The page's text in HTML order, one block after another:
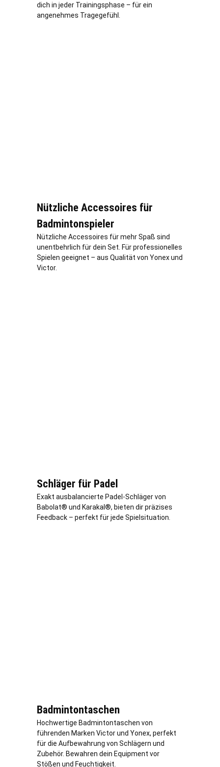
dich in jeder Trainingsphase – für ein
angenehmes Tragegefühl.
Nützliche Accessoires für
Badmintonspieler
Nützliche Accessoires für mehr Spaß sind
unentbehrlich für dein Set. Für professionelles
Spielen geeignet – aus Qualität von Yonex und
Victor.
Schläger für Padel
Exakt ausbalancierte Padel-Schläger von
Babolat® und Karakal®, bieten dir präzises
Feedback – perfekt für jede Spielsituation.
Badmintontaschen
Hochwertige Badmintontaschen von
führenden Marken Victor und Yonex, perfekt
für die Aufbewahrung von Schlägern und
Zubehör. Bewahren dein Equipment vor
Stößen und Feuchtigkeit.